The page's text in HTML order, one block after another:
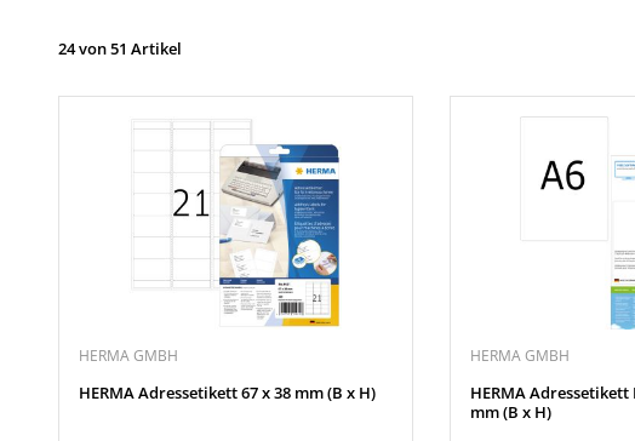
24 von 51 Artikel
HERMA GMBH
HERMA Adressetikett 67 x 38 mm (B x H)
HERMA GMBH
HERMA Adressetikett
mm (B x H)